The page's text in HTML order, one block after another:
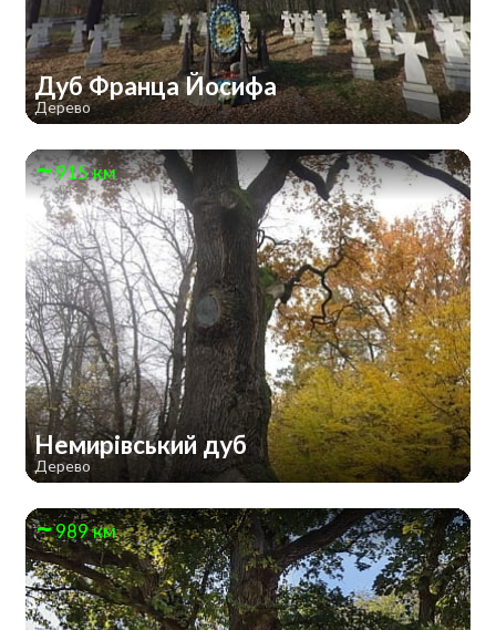
Дуб Франца Йосифа
Дерево
915 км
Немирівський дуб
Дерево
989 км